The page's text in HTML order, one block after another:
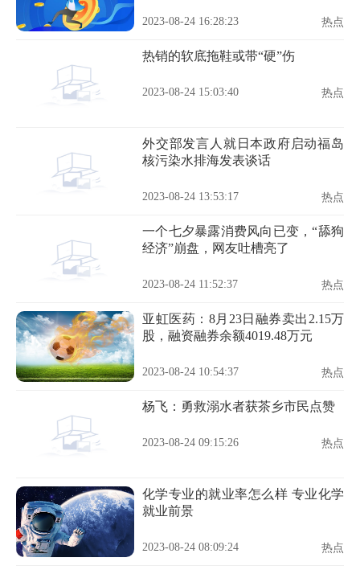
2023-08-24 16:28:23 热点
热销的软底拖鞋或带“硬”伤
2023-08-24 15:03:40 热点
外交部发言人就日本政府启动福岛
核污染水排海发表谈话
2023-08-24 13:53:17 热点
一个七夕暴露消费风向已变，“舔狗
经济”崩盘，网友吐槽亮了
2023-08-24 11:52:37 热点
亚虹医药：8月23日融券卖出2.15万
股，融资融券余额4019.48万元
2023-08-24 10:54:37 热点
杨飞：勇救溺水者获茶乡市民点赞
2023-08-24 09:15:26 热点
化学专业的就业率怎么样 专业化学
就业前景
2023-08-24 08:09:24 热点